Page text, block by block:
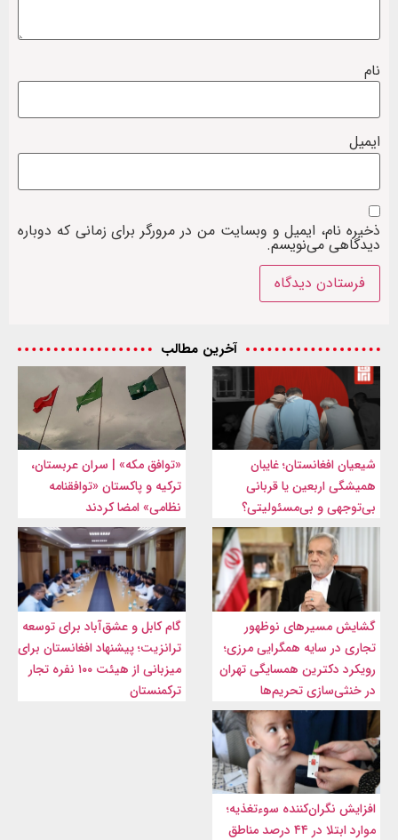
نام
ایمیل
ذخیره نام، ایمیل و وبسایت من در مرورگر برای زمانی که دوباره
دیدگاهی می‌نویسم.
آخرین مطالب
شیعیان افغانستان؛ غایبان
همیشگی اربعین یا قربانی
بی‌توجهی و بی‌مسئولیتی؟
«توافق مکه» | سران عربستان،
ترکیه و پاکستان «توافقنامه
نظامی» امضا کردند
گشایش مسیرهای نوظهور
تجاری در سایه همگرایی مرزی؛
رویکرد دکترین همسایگی تهران
در خنثی‌سازی تحریم‌ها
گام کابل و عشق‌آباد برای توسعه
ترانزیت؛ پیشنهاد افغانستان برای
میزبانی از هیئت ۱۰۰ نفره تجار
ترکمنستان
افزایش نگران‌کننده سوءتغذیه؛
موارد ابتلا در ۴۴ درصد مناطق